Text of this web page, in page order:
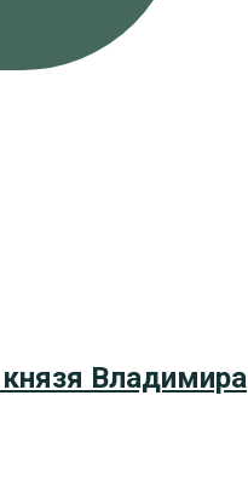
Владимира